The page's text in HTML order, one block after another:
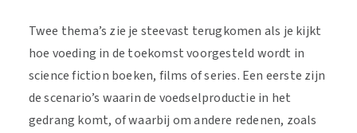
Twee thema’s zie je steevast terugkomen als je kijkt
hoe voeding in de toekomst voorgesteld wordt in
science fiction boeken, films of series. Een eerste zijn
de scenario’s waarin de voedselproductie in het
gedrang komt, of waarbij om andere redenen, zoals